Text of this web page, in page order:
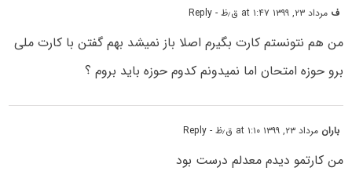
ف مرداد ۲۳, ۱۳۹۹ at ۱:۴۷ ق٫ظ - Reply
من هم نتونستم کارت بگیرم اصلا باز نمیشد بهم گفتن با کارت ملی
برو حوزه امتحان اما نمیدونم کدوم حوزه باید بروم ؟
باران مرداد ۲۳, ۱۳۹۹ at ۱:۱۰ ق٫ظ - Reply
من کارتمو دیدم معدلم درست بود